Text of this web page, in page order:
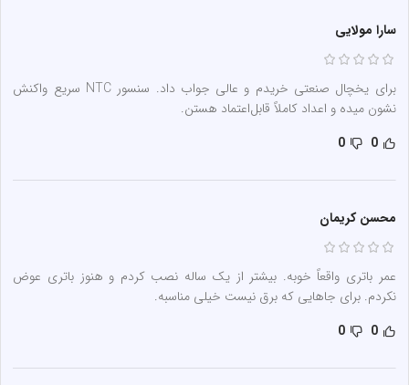
سارا مولایی
برای یخچال صنعتی خریدم و عالی جواب داد. سنسور NTC سریع واکنش
نشون میده و اعداد کاملاً قابل‌اعتماد هستن.
0
0
محسن کریمان
عمر باتری واقعاً خوبه. بیشتر از یک ساله نصب کردم و هنوز باتری عوض
نکردم. برای جاهایی که برق نیست خیلی مناسبه.
0
0